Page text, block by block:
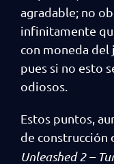
agradable; no
infinitamente
con moneda del
pues si no esto
odiosos.
Estos puntos,
de construcción
Unleashed 2 –